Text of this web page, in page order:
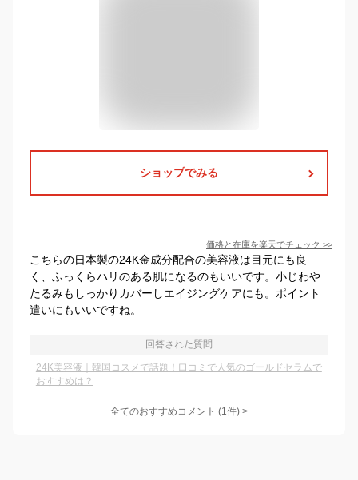
ショップでみる
価格と在庫を楽天でチェック >>
こちらの日本製の24K金成分配合の美容液は目元にも良
く、ふっくらハリのある肌になるのもいいです。小じわや
たるみもしっかりカバーしエイジングケアにも。ポイント
遣いにもいいですね。
回答された質問
24K美容液｜韓国コスメで話題！口コミで人気のゴールドセラムで
おすすめは？
全てのおすすめコメント (1件) >